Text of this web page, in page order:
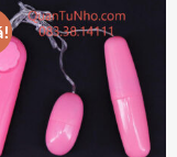
có
nhiều
biến
thể.
Các
tùy
chọn